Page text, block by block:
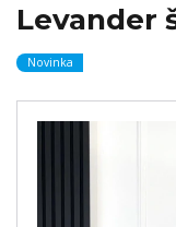
Levander
Novinka